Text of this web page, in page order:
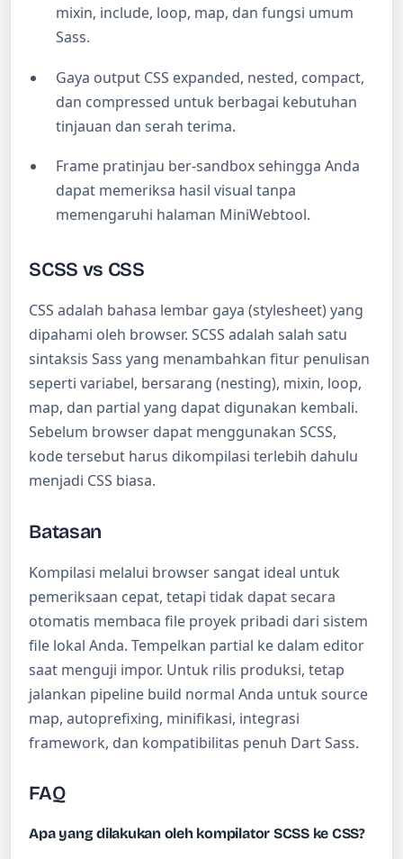
mixin, include, loop, map, dan fungsi umum
Sass.
Gaya output CSS expanded, nested, compact,
dan compressed untuk berbagai kebutuhan
tinjauan dan serah terima.
Frame pratinjau ber-sandbox sehingga Anda
dapat memeriksa hasil visual tanpa
memengaruhi halaman MiniWebtool.
SCSS vs CSS
CSS adalah bahasa lembar gaya (stylesheet) yang
dipahami oleh browser. SCSS adalah salah satu
sintaksis Sass yang menambahkan fitur penulisan
seperti variabel, bersarang (nesting), mixin, loop,
map, dan partial yang dapat digunakan kembali.
Sebelum browser dapat menggunakan SCSS,
kode tersebut harus dikompilasi terlebih dahulu
menjadi CSS biasa.
Batasan
Kompilasi melalui browser sangat ideal untuk
pemeriksaan cepat, tetapi tidak dapat secara
otomatis membaca file proyek pribadi dari sistem
file lokal Anda. Tempelkan partial ke dalam editor
saat menguji impor. Untuk rilis produksi, tetap
jalankan pipeline build normal Anda untuk source
map, autoprefixing, minifikasi, integrasi
framework, dan kompatibilitas penuh Dart Sass.
FAQ
Apa yang dilakukan oleh kompilator SCSS ke CSS?